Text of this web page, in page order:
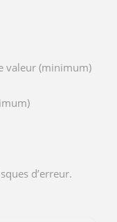
valeur (minimum)
d’erreur.